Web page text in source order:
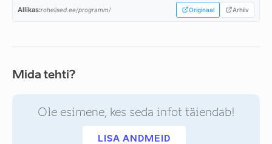
Allikas:rohelised.ee/programm/ Originaal Arhiiv
Mida tehti?
Ole esimene, kes seda infot täiendab!
LISA ANDMEID